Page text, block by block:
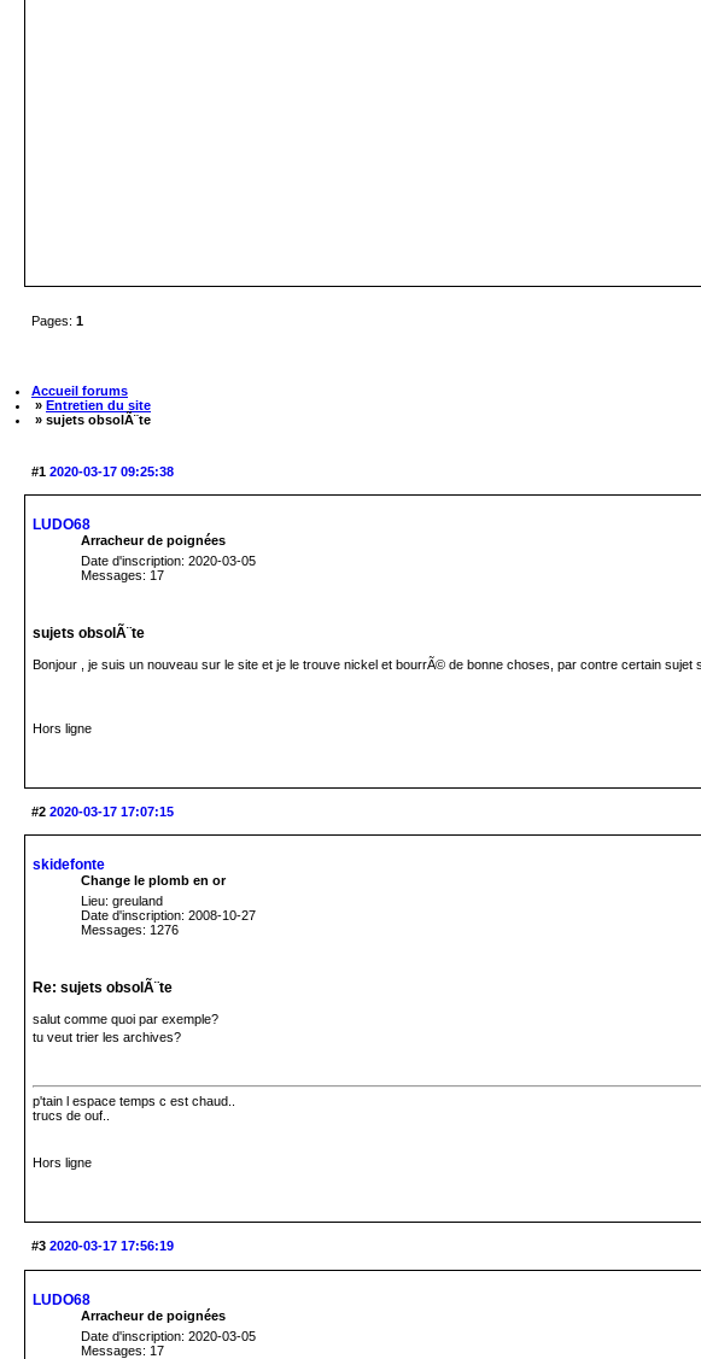
Pages: 1
Accueil forums
» Entretien du site
» sujets obsolÃ¨te
#1 2020-03-17 09:25:38
LUDO68
Arracheur de poignées
Date d'inscription: 2020-03-05
Messages: 17
sujets obsolÃ¨te
Bonjour , je suis un nouveau sur le site et je le trouve nickel et bourrÃ© de bonne choses, par contre certain
Hors ligne
#2 2020-03-17 17:07:15
skidefonte
Change le plomb en or
Lieu: greuland
Date d'inscription: 2008-10-27
Messages: 1276
Re: sujets obsolÃ¨te
salut comme quoi par exemple?
tu veut trier les archives?
p'tain l espace temps c est chaud..
trucs de ouf..
Hors ligne
#3 2020-03-17 17:56:19
LUDO68
Arracheur de poignées
Date d'inscription: 2020-03-05
Messages: 17